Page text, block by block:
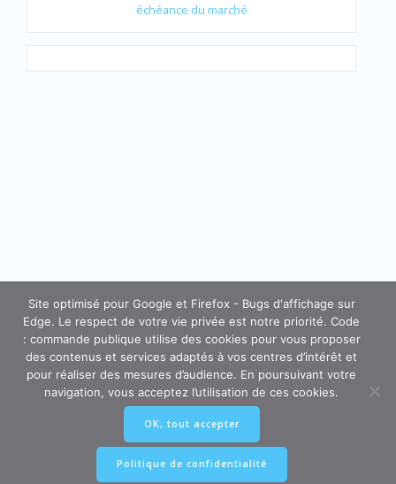
échéance du marché
Site optimisé pour Google et Firefox - Bugs d'affichage sur
Edge. Le respect de votre vie privée est notre priorité. Code
: commande publique utilise des cookies pour vous proposer
des contenus et services adaptés à vos centres d’intérêt et
pour réaliser des mesures d’audience. En poursuivant votre
navigation, vous acceptez l’utilisation de ces cookies.
OK, tout accepter
Politique de confidentialité